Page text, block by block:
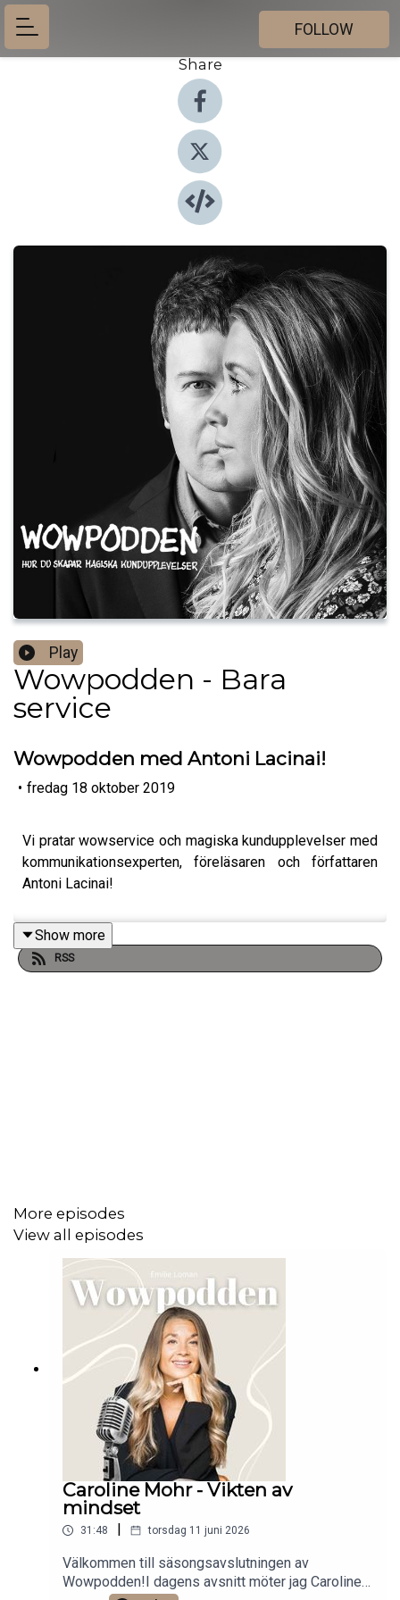
FOLLOW
Share
Play
Wowpodden - Bara
service
Wowpodden med Antoni Lacinai!
• fredag 18 oktober 2019
Vi pratar wowservice och magiska kundupplevelser med
kommunikationsexperten, föreläsaren och författaren
Antoni Lacinai!
Show more
RSS
More episodes
View all episodes
Caroline Mohr - Vikten av
mindset
31:48 torsdag 11 juni 2026
Välkommen till säsongsavslutningen av
Wowpodden!I dagens avsnitt möter jag Caroline